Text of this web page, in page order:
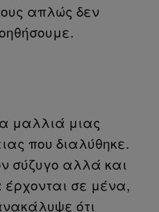
απλώς δεν
μαλλιά μιας
που διαλύθηκε.
σύζυγο αλλά και
έρχονται σε μένα,
ότι